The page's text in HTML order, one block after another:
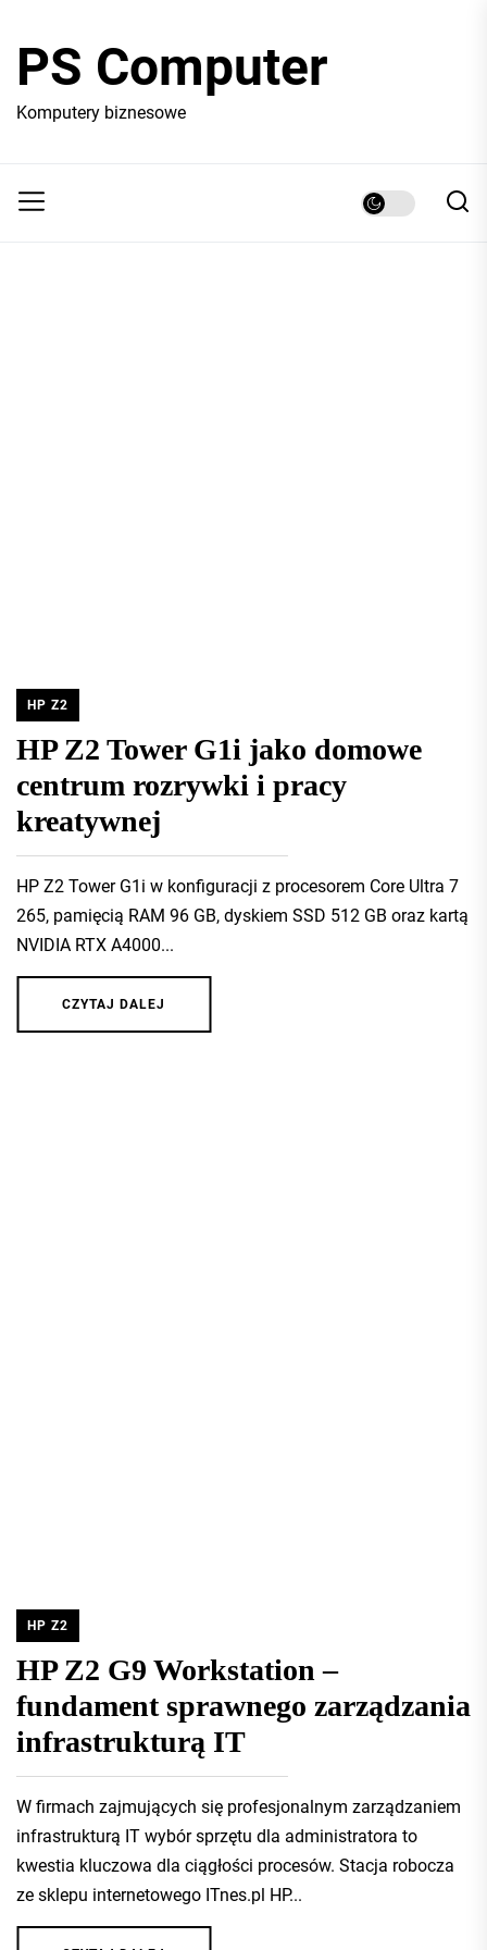
content
PS Computer
Komputery biznesowe
HP Z2
HP Z2 Tower G1i jako domowe
centrum rozrywki i pracy
kreatywnej
HP Z2 Tower G1i w konfiguracji z procesorem Core Ultra 7
265, pamięcią RAM 96 GB, dyskiem SSD 512 GB oraz kartą
NVIDIA RTX A4000...
CZYTAJ DALEJ
HP Z2
HP Z2 G9 Workstation –
fundament sprawnego zarządzania
infrastrukturą IT
W firmach zajmujących się profesjonalnym zarządzaniem
infrastrukturą IT wybór sprzętu dla administratora to
kwestia kluczowa dla ciągłości procesów. Stacja robocza
ze sklepu internetowego ITnes.pl HP...